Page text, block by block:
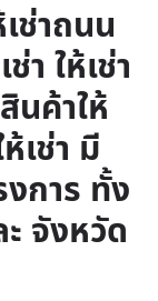
ช่าถนน
า ให้เช่า
นค้าให้
เช่า มี
งการ ทั้ง
จังหวัด